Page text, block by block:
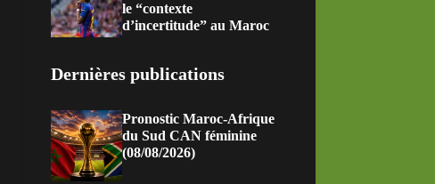
le “contexte
d’incertitude” au Maroc
Dernières publications
Pronostic Maroc-Afrique
du Sud CAN féminine
(08/08/2026)